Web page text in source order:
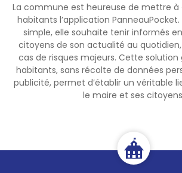
La commune est heureuse de mettre à
habitants l’application
simple, elle souhaite tenir informés
citoyens de son actualité au
cas de risques majeurs. Cette
habitants, sans récolte de données
publicité, permet d’établir un véritable
le maire et ses